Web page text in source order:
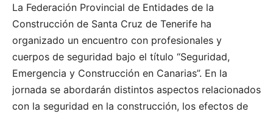
La Federación Provincial de Entidades de la
Construcción de Santa Cruz de Tenerife ha
organizado un encuentro con profesionales y
cuerpos de seguridad bajo el título “Seguridad,
Emergencia y Construcción en Canarias”. En la
jornada se abordarán distintos aspectos relacionados
con la seguridad en la construcción, los efectos de